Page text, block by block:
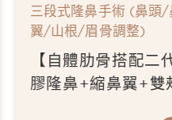
三段式隆鼻手術 (鼻頭/
翼/山根/眉骨調整)
【自體肋骨搭配二
膠隆鼻+縮鼻翼+雙